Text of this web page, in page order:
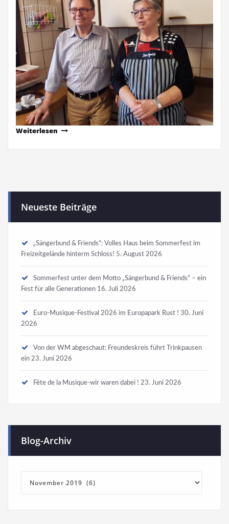
Weiterlesen
Neueste Beiträge
„Sängerbund & Friends“: Volles Haus beim Sommerfest im
Freizeitgelände hinterm Schloss! 5. August 2026
Sommerfest unter dem Motto „Sängerbund & Friends“ – ein
Fest für alle Generationen 16. Juli 2026
Euro-Musique-Festival 2026 im Europapark Rust ! 30. Juni
2026
Von der WM abgeschaut: Freundeskreis führt Trinkpausen
ein 23. Juni 2026
Fête de la Musique-wir waren dabei ! 23. Juni 2026
Blog-Archiv
Archiv